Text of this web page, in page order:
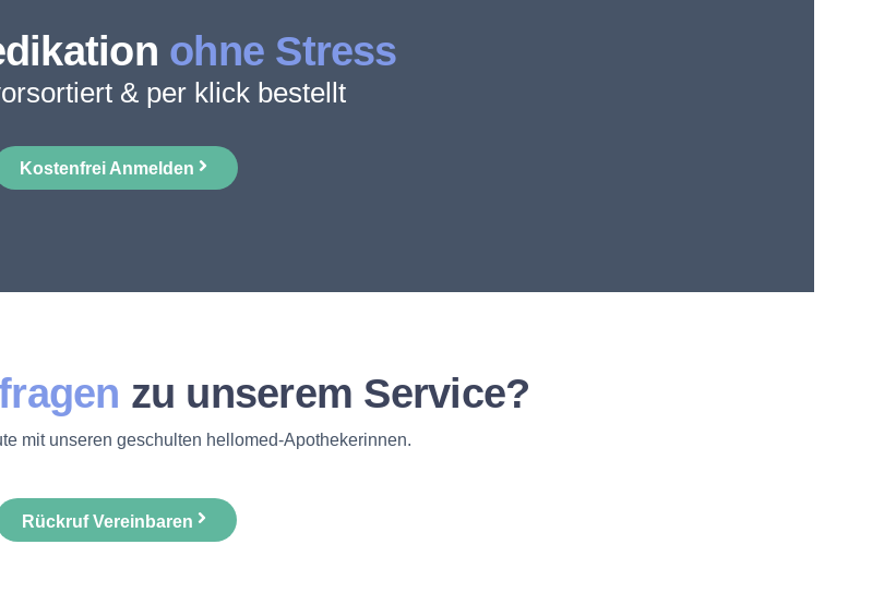
ohne Stress
& per klick bestellt
Kostenfrei Anmelden
zu unserem Service?
mit unseren geschulten hellomed-Apothekerinnen.
Rückruf Vereinbaren